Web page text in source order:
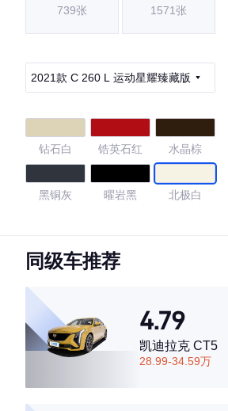
739张 1571张
2021款 C 260 L 运动星耀臻藏版
钻石白 锆英石红 水晶棕
黑铜灰 曜岩黑 北极白
宝石蓝 祖母石绿 海夜蓝
同级车推荐
4.79
凯迪拉克 CT5
28.99-34.59万